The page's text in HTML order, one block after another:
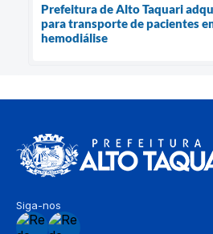
Prefeitura de Alto Taquari
para transporte de pacientes
hemodiálise
Siga-nos